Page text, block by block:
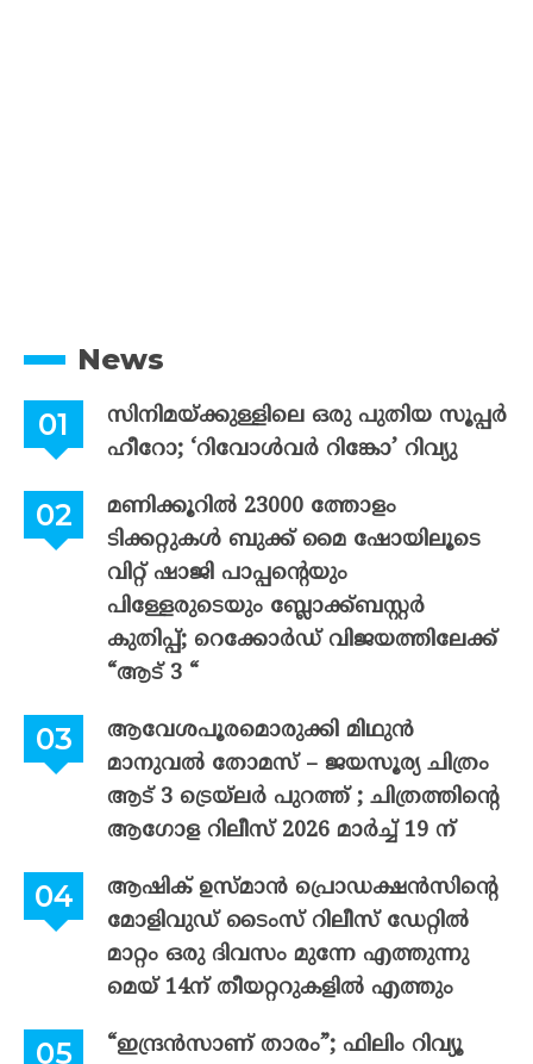
News
സിനിമയ്ക്കുള്ളിലെ ഒരു പുതിയ സൂപ്പർ
ഹീറോ; ‘റിവോൾവർ റിങ്കോ’ റിവ്യു
മണിക്കൂറിൽ 23000 ത്തോളം
ടിക്കറ്റുകൾ ബുക്ക് മൈ ഷോയിലൂടെ
വിറ്റ് ഷാജി പാപ്പന്റെയും
പിള്ളേരുടെയും ബ്ലോക്ക്ബസ്റ്റർ
കുതിപ്പ്; റെക്കോർഡ് വിജയത്തിലേക്ക്
“ആട് 3 “
ആവേശപൂരമൊരുക്കി മിഥുൻ
മാനുവൽ തോമസ് – ജയസൂര്യ ചിത്രം
ആട് 3 ട്രെയ്‌ലർ പുറത്ത് ; ചിത്രത്തിന്റെ
ആഗോള റിലീസ് 2026 മാർച്ച് 19 ന്
ആഷിക് ഉസ്മാൻ പ്രൊഡക്ഷൻസിന്റെ
മോളിവുഡ് ടൈംസ് റിലീസ് ഡേറ്റിൽ
മാറ്റം ഒരു ദിവസം മുന്നേ എത്തുന്നു
മെയ് 14ന് തീയറ്ററുകളിൽ എത്തും
“ഇന്ദ്രൻസാണ് താരം”; ഫിലിം റിവ്യൂ